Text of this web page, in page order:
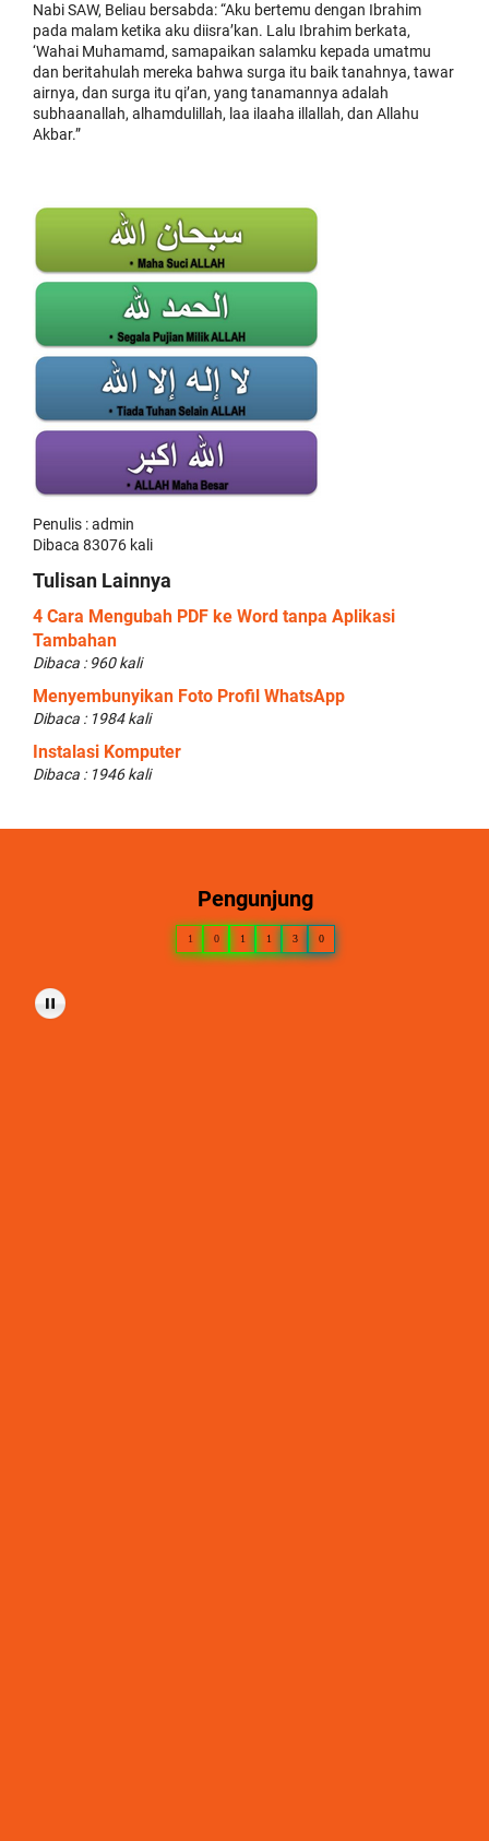
Nabi SAW, Beliau bersabda: “Aku bertemu dengan Ibrahim
pada malam ketika aku diisra’kan. Lalu Ibrahim berkata,
‘Wahai Muhamamd, samapaikan salamku kepada umatmu
dan beritahulah mereka bahwa surga itu baik tanahnya, tawar
airnya, dan surga itu qi’an, yang tanamannya adalah
subhaanallah, alhamdulillah, laa ilaaha illallah, dan Allahu
Akbar.”
Penulis : admin
Dibaca 83076 kali
Tulisan Lainnya
4 Cara Mengubah PDF ke Word tanpa Aplikasi
Tambahan
Dibaca : 960 kali
Menyembunyikan Foto Profil WhatsApp
Dibaca : 1984 kali
Instalasi Komputer
Dibaca : 1946 kali
Pengunjung
1 0 1 1 3 0